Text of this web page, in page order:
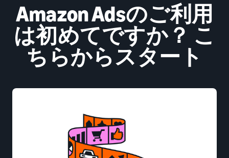
Amazon Adsのご利用
は初めてですか？ こ
ちらからスタート